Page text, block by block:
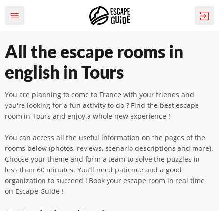
All the escape rooms in
english in Tours
You are planning to come to France with your friends and
you're looking for a fun activity to do ? Find the best escape
room in Tours and enjoy a whole new experience !
You can access all the useful information on the pages of the
rooms below (photos, reviews, scenario descriptions and more).
Choose your theme and form a team to solve the puzzles in
less than 60 minutes. You’ll need patience and a good
organization to succeed ! Book your escape room in real time
on Escape Guide !